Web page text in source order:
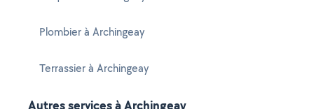
Plombier à Archingeay
Terrassier à Archingeay
Autres services à Archingeay